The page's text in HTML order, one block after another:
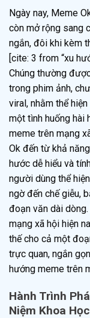
Ngày nay, Meme
còn mở rộng sang
ngắn, đôi khi kèm
[cite: 3 from “xu
Chúng thường
trong phim ảnh,
viral, nhằm thể
một tình huống hài
meme trên mạng
Ok đến từ khả
hước dễ hiểu và
người dùng thể
ngờ đến chế giễu,
đoạn văn dài
mạng xã hội hiện
thế cho cả một
trực quan, ngắn
hướng meme trên
Hành Trình
Niệm Khoa